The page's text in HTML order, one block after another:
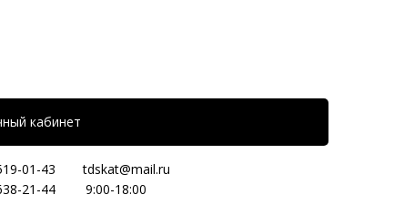
кабинет
01-43
21-44
tdskat@mail.ru
9:00-18:00